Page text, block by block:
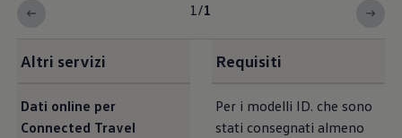
1/1
Altri servizi Requisiti
Dati online per
Connected Travel
Per i modelli ID. che sono
stati consegnati almeno